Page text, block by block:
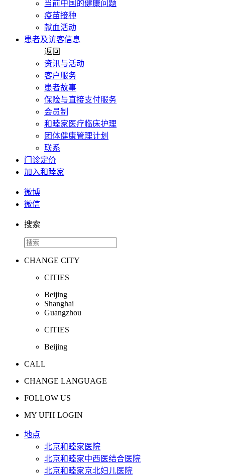
当前中国的健康问题
疫苗接种
献血活动
患者及访客信息
返回
资讯与活动
客户服务
患者故事
保险与直接支付服务
会员制
和睦家医疗临床护理
团体健康管理计划
联系
门诊定价
加入和睦家
微博
微信
搜索
CHANGE CITY
CITIES
Beijing
Shanghai
Guangzhou
CITIES
Beijing
CALL
CHANGE LANGUAGE
FOLLOW US
MY UFH LOGIN
地点
北京和睦家医院
北京和睦家中西医结合医院
北京和睦家京北妇儿医院